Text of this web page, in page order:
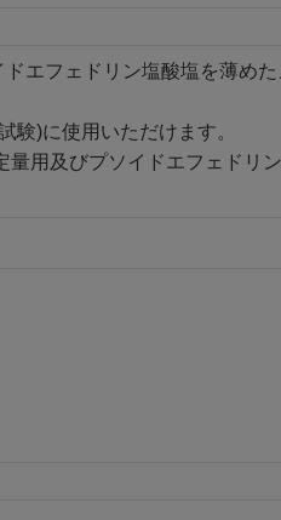
エフェドリン塩酸塩を薄め
験)に使用いただけます。
用及びプソイドエフェドリ